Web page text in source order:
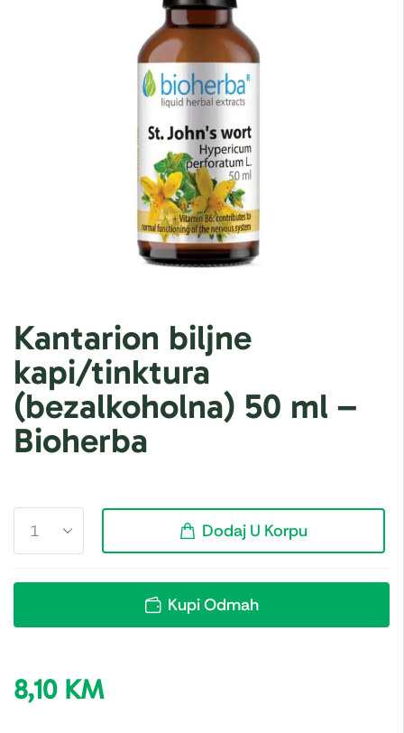
Kantarion biljne
kapi/tinktura
(bezalkoholna) 50 ml –
Bioherba
Dodaj U Korpu
Kupi Odmah
8,10 KM